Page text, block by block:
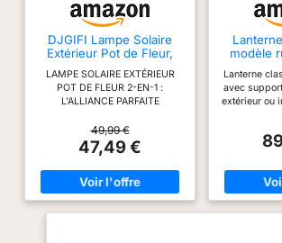
DJGIFI Lampe Solaire
Extérieur Pot de Fleur,
75cm Vintage Jardin
Terrasse
LAMPE SOLAIRE EXTÉRIEUR
POT DE FLEUR 2-EN-1 :
L'ALLIANCE PARFAITE
plantes et la magie de
l'éclairage ! Ce lampadaire
solaire intègre une jardinière
spacieuse à sa base. Plantez-y
vos fleurs préférées, plantes
grasses ou lavande pour créer
49,99 €
47,49 €
modèle
Lanterne
avec
extérieur ou
hauteur 35
artistiques